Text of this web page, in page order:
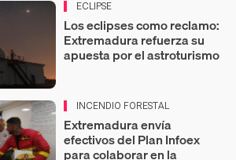
ECLIPSE
Los eclipses como reclamo:
Extremadura refuerza su
apuesta por el astroturismo
INCENDIO FORESTAL
Extremadura envía
efectivos del Plan Infoex
para colaborar en la